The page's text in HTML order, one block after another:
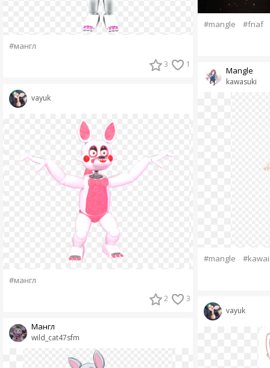
#мангл
3 1
vayuk
#мангл
2 3
wild_cat47sfm
Мангл
#mangle #fnaf
kawasuki
Mangle
#mangle
vayuk